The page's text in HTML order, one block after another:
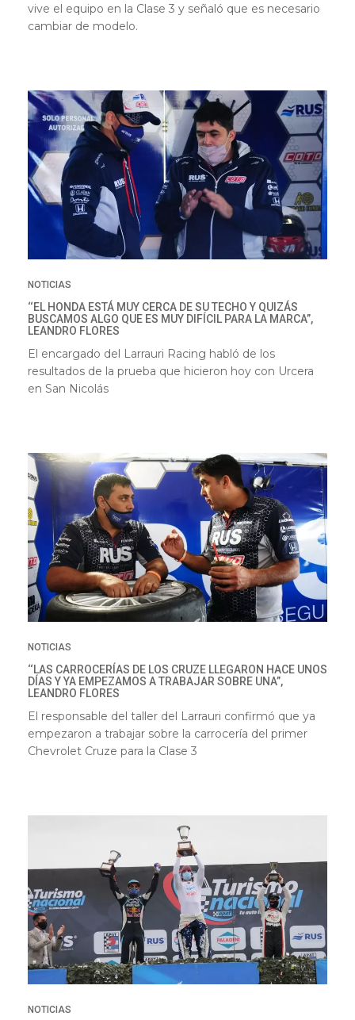
vive el equipo en la Clase 3 y señaló que es necesario
cambiar de modelo.
NOTICIAS
‘‘EL HONDA ESTÁ MUY CERCA DE SU TECHO Y QUIZÁS
BUSCAMOS ALGO QUE ES MUY DIFÍCIL PARA LA MARCA”,
LEANDRO FLORES
El encargado del Larrauri Racing habló de los
resultados de la prueba que hicieron hoy con Urcera
en San Nicolás
NOTICIAS
‘‘LAS CARROCERÍAS DE LOS CRUZE LLEGARON HACE UNOS
DÍAS Y YA EMPEZAMOS A TRABAJAR SOBRE UNA”,
LEANDRO FLORES
El responsable del taller del Larrauri confirmó que ya
empezaron a trabajar sobre la carrocería del primer
Chevrolet Cruze para la Clase 3
NOTICIAS